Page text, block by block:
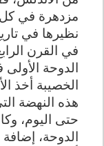
مزدهرة في كل
في القرن
الدوحة
الخصيبة أخذ
هذه النهضة
حتى اليوم،
الدوحة،